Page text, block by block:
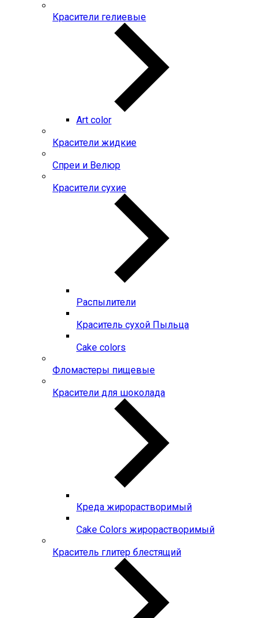
Красители гелиевые
Art color
Красители жидкие
Спреи и Велюр
Красители сухие
Распылители
Краситель сухой Пыльца
Сake colors
Фломастеры пищевые
Красители для шоколада
Креда жирорастворимый
Сake Colors жирорастворимый
Краситель глитер блестящий